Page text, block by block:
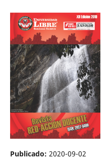
Publicado: 2020-09-02